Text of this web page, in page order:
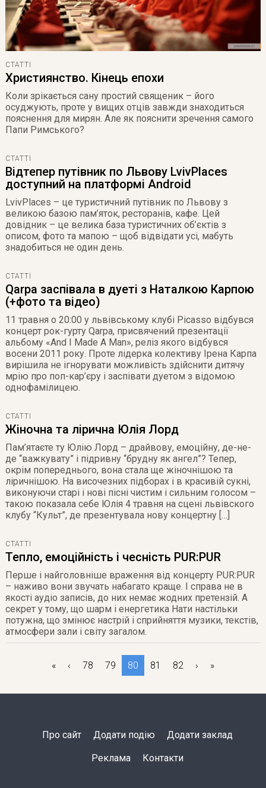
СТАТТІ
Християнство. Кінець епохи
Коли зрікається сану простий священик – його
осуджують, проте у вищих отців завжди знаходиться
пояснення для мирян. Але як пояснити зречення самого
Папи Римського?
СТАТТІ
Відтепер путівник по Львову LvivPlaces
доступний на платформі Android
LvivPlaces – це туристичний путівник по Львову з
великою базою пам’яток, ресторанів, кафе. Цей
довідник – це велика база туристичних об’єктів з
описом, фото та мапою – щоб відвідати усі, мабуть
знадобиться не один день.
СТАТТІ
Qarpa заспівала в дуеті з Наталкою Карпою
(+фото та відео)
11 травня о 20:00 у львівському клубі Picasso відбувся
концерт рок-гурту Qarpa, присвячений презентації
альбому «And I Made A Man», реліз якого відбувся
восени 2011 року. Проте лідерка колективу Ірена Карпа
вирішила не ігнорувати можливість здійснити дитячу
мрію про поп-кар’єру і заспівати дуетом з відомою
однофамілицею.
СТАТТІ
Жіночна та лірична Юлія Лорд
Пам’ятаєте ту Юлію Лорд – драйвову, емоційну, де-не-
де “важкувату” і підривну “брудну як ангел”? Тепер,
окрім попереднього, вона стала ще жіночнішою та
ліричнішою. На височезних підборах і в красивій сукні,
виконуючи старі і нові пісні чистим і сильним голосом –
такою показала себе Юлія 4 травня на сцені львівского
клубу “Культ”, де презентувала нову концертну […]
СТАТТІ
Тепло, емоційність і чесність PUR:PUR
Перше і найголовніше враження від концерту PUR:PUR
– наживо вони звучать набагато краще. І справа не в
якості аудіо записів, до них немає жодних претензій. А
секрет у тому, що шарм і енергетика Нати настільки
потужна, що змінює настрій і сприйняття музики, текстів,
атмосфери зали і світу загалом.
« ‹ 78 79 80 81 82 › »
Про сайт Додати подію Додати заклад
Реклама Контакти